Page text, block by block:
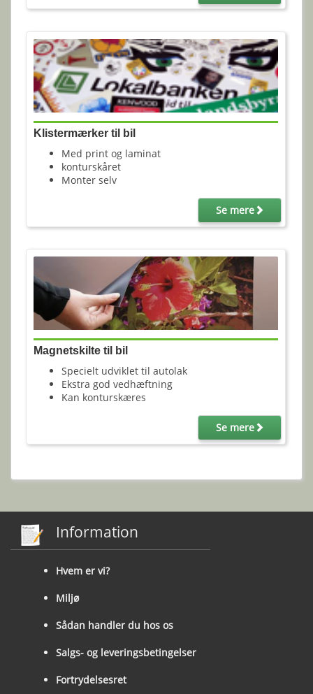
Klistermærker til bil
Med print og laminat
konturskåret
Monter selv
Se mere
Magnetskilte til bil
Specielt udviklet til autolak
Ekstra god vedhæftning
Kan konturskæres
Se mere
Information
Hvem er vi?
Miljø
Sådan handler du hos os
Salgs- og leveringsbetingelser
Fortrydelsesret